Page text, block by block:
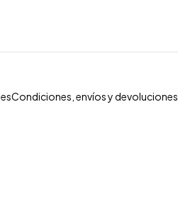
Condiciones, envíos y devoluciones